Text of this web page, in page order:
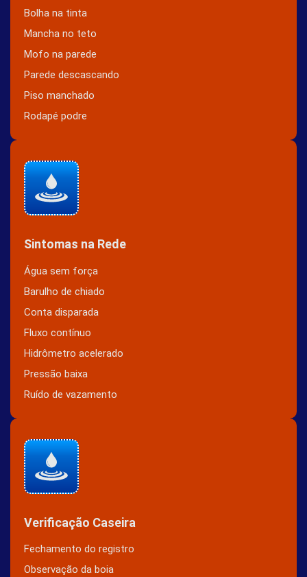
Bolha na tinta
Mancha no teto
Mofo na parede
Parede descascando
Piso manchado
Rodapé podre
Sintomas na Rede
Água sem força
Barulho de chiado
Conta disparada
Fluxo contínuo
Hidrômetro acelerado
Pressão baixa
Ruído de vazamento
Verificação Caseira
Fechamento do registro
Observação da boia